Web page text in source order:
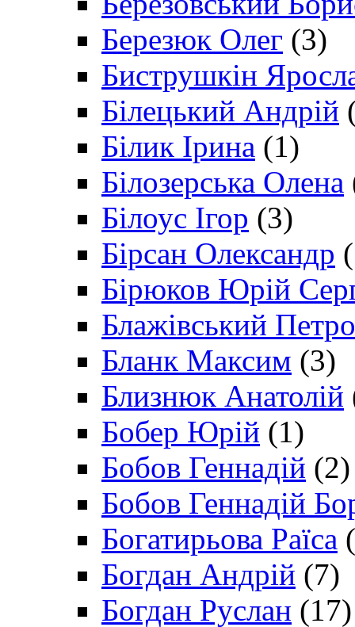
Березюк Олег (3)
Биструшкін
Білецький Андрій
Білик Ірина (1)
Білозерська Олена
Білоус Ігор (3)
Бірсан Олександр
Бірюков Юрій
Блажівський Петро
Бланк Максим (3)
Близнюк Анатолій
Бобер Юрій (1)
Бобов Геннадій (2)
Бобов Геннадій
Богатирьова Раїса
Богдан Андрій (7)
Богдан Руслан (17)